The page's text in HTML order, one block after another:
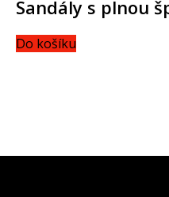
Sandály s plnou
Do košíku